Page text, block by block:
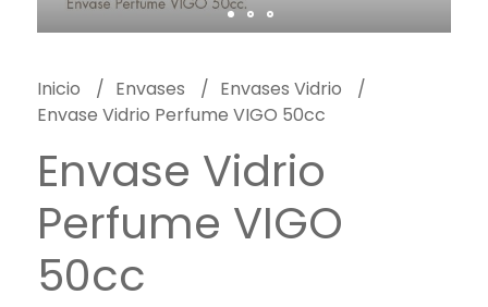
Inicio Envases
Envases Vidrio
Envase Vidrio Perfume VIGO 50cc
Envase Vidrio
Perfume VIGO
50cc